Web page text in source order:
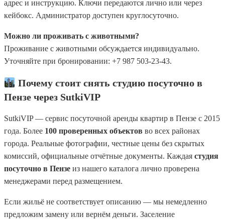
адрес и инструкцию. Ключи передаются лично или через
кейбокс. Администратор доступен круглосуточно.
Можно ли проживать с животными?
Проживание с животными обсуждается индивидуально.
Уточняйте при бронировании: +7 987 503-23-43.
Почему стоит снять студию посуточно в
Пензе через SutkiVIP
SutkiVIP — сервис посуточной аренды квартир в Пензе с 2015
года. Более 100 проверенных объектов во всех районах
города. Реальные фотографии, честные цены без скрытых
комиссий, официальные отчётные документы. Каждая студия
посуточно в Пензе из нашего каталога лично проверена
менеджерами перед размещением.
Если жильё не соответствует описанию — мы немедленно
предложим замену или вернём деньги. Заселение